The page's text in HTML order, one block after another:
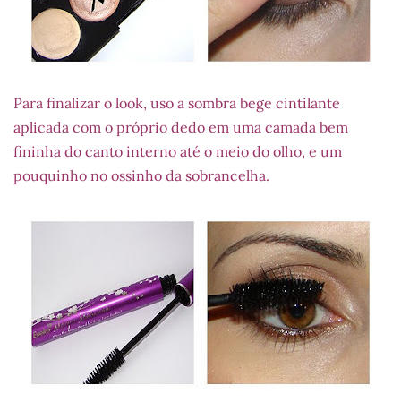
Para finalizar o look, uso a sombra bege cintilante
aplicada com o próprio dedo em uma camada bem
fininha do canto interno até o meio do olho, e um
pouquinho no ossinho da sobrancelha.